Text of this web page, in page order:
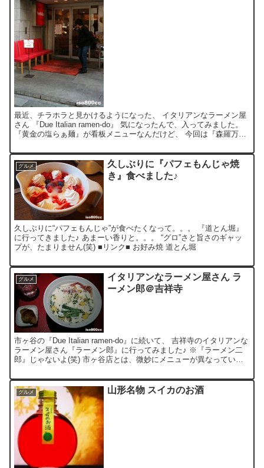
最近、チラホラと見かけるようになった、 イタリアンなラーメン屋
さん 『Due Italian ramen-do』 気になったんで、入ってみました。
『黄金の塩らぁ麺』が看板メニューなんだけど、 今回は『森羅万象
グルメ
久しぶりに『パフェもんじゃ焼
き』食べました♪
久しぶりに“パフェもんじゃ”が食べたくなって。。。 『道とん堀』
に行ってきました♪ あまーい香りと。。。 “グロ”さと旨さのギャッ
プが、たまりません(笑) ■リンク■ お好み焼 道とん堀
グルメ
イタリアンなラーメン屋さん ラ
ーメン郎＠吉祥寺
市ヶ谷の『Due Italian ramen-do』に続いて、 吉祥寺のイタリアンな
ラーメン屋さん『ラーメン郎』に行ってみました♪ ※『ラーメン二
郎』じゃないよ(笑) 市ヶ谷店とは、微妙にメニューが異なっていま
グルメ 山形名物 スイカのお酒